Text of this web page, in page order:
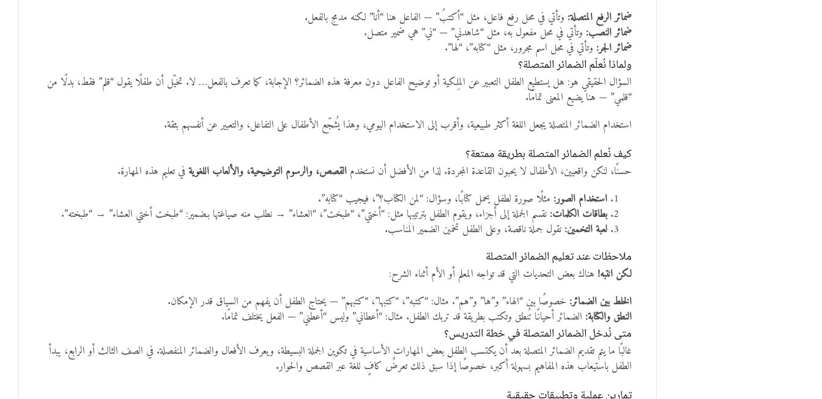
ضمائر الرفع المتصلة: وتأتي في محل رفع فاعل، مثل “أكتبُ” — الفاعل هنا “أنا” لكنه مدمج بالفعل.
ضمائر النصب: وتأتي في محل مفعول به، مثل “شاهدني” — “ني” هي ضمير متصل.
ضمائر الجر: وتأتي في محل اسم مجرور، مثل “كتابه”، “لها”.
ولماذا نُعلّم الضمائر المتصلة؟
السؤال الحقيقي هو: هل يستطيع الطفل التعبير عن المِلكية أو توضيح الفاعل دون معرفة هذه الضمائر؟ الإجابة، كما تعرف بالفعل… لا. تخيّل أن طفلًا يقول “قلم” فقط، بدلًا من
“قلمي” — هنا يضيع المعنى تمامًا.
استخدام الضمائر المتصلة يجعل اللغة أكثر طبيعية، وأقرب إلى الاستخدام اليومي، وهذا يُشجّع الأطفال على التفاعل، والتعبير عن أنفسهم بثقة.
كيف نُعلم الضمائر المتصلة بطريقة ممتعة؟
حسنًا، لنكن واقعيين، الأطفال لا يحبون القاعدة المجردة. لذا من الأفضل أن نستخدم القصص، والرسوم التوضيحية، والألعاب اللغويةفي تعليم هذه المهارة.
استخدام الصور: مثلًا صورة لطفل يحمل كتابًا، وسؤال: “لمن الكتاب؟”، فيجيب “كتابه”.
بطاقات الكلمات: نقسم الجملة إلى أجزاء، ويقوم الطفل بترتيبها مثل: “أختي”، “طبخت”، “العشاء” → نطلب منه صياغتها بـضمير: “طبخت أختي العشاء” → “طبخته”.
لعبة التخمين: نقول جملة ناقصة، وعلى الطفل تخمين الضمير المناسب.
ملاحظات عند تعليم الضمائر المتصلة
لكن انتبه! هناك بعض التحديات التي قد تواجه المعلم أو الأم أثناء الشرح:
الخلط بين الضمائر: خصوصًا بين “الهاء” و”ها” و”هم”. مثال: “كتبه”، “كتبها”، “كتبهم” — يحتاج الطفل أن يفهم من السياق قدر الإمكان.
النطق والكتابة: الضمائر أحيانًا تُنطق وتكتب بطريقة قد تربك الطفل. مثال: “أعطاني” وليس “أعطني” — الفعل يختلف تمامًا.
متى نُدخل الضمائر المتصلة في خطة التدريس؟
غالبًا ما يتم تقديم الضمائر المتصلة بعد أن يكتسب الطفل بعض المهارات الأساسية في تكوين الجملة البسيطة، ويعرف الأفعال والضمائر المنفصلة. في الصف الثالث أو الرابع، يبدأ
الطفل باستيعاب هذه المفاهيم بسهولة أكبر، خصوصًا إذا سبق ذلك تعرضٌ كافٍ للغة عبر القصص والحوار.